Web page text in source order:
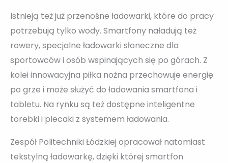
Istnieją też już przenośne ładowarki, które do pracy
potrzebują tylko wody. Smartfony naładują też
rowery, specjalne ładowarki słoneczne dla
sportowców i osób wspinających się po górach. Z
kolei innowacyjna piłka nożna przechowuje energię
po grze i może służyć do ładowania smartfona i
tabletu. Na rynku są też dostępne inteligentne
torebki i plecaki z systemem ładowania.
Zespół Politechniki Łódzkiej opracował natomiast
tekstylną ładowarkę, dzięki której smartfon